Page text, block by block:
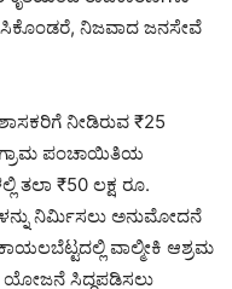
ನಿಜವಾದ ಜನಸೇವೆ
ನೀಡಿರುವ ₹25
ಪಂಚಾಯಿತಿಯ
ತಲಾ ₹50 ಲಕ್ಷ ರೂ.
ನಿರ್ಮಿಸಲು ಅನುಮೋದನೆ
ವಾಲ್ಮೀಕಿ ಆಶ್ರಮ
ಯೋಜನೆ ಸಿದ್ಧಪಡಿಸಲು